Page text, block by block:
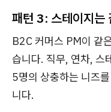
패턴 3: 스테이지는
B2C 커머스 PM이 같
습니다. 직무, 연차, 스
5명의 상충하는 니즈
니다.